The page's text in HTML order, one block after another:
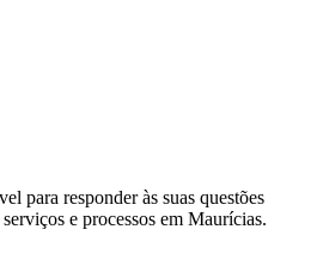
para responder às suas questões
e processos em Maurícias.